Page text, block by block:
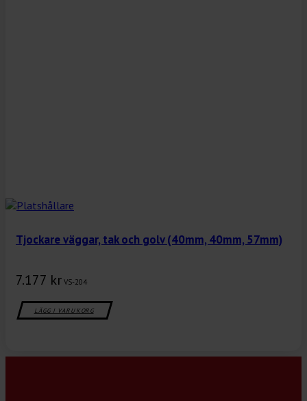
Tjockare väggar, tak och golv (40mm, 40mm, 57mm)
7.177 kr VS-204
LÄGG I VARUKORG